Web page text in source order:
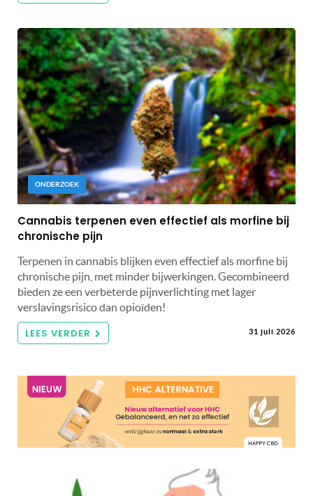
ONDERZOEK
Cannabis terpenen even effectief als morfine bij
chronische pijn
Terpenen in cannabis blijken even effectief als morfine bij
chronische pijn, met minder bijwerkingen. Gecombineerd
bieden ze een verbeterde pijnverlichting met lager
verslavingsrisico dan opioïden!
LEES VERDER 31 juli 2026